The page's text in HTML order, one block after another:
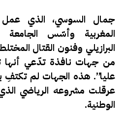
جمال السوسي، الذي عمل
المغربية وأسّس الجامعة
البرازيلي وفنون القتال
من جهات نافذة تدّعي أنها
عليا”. هذه الجهات لم تكتفِ
عرقلت مشروعه الرياضي
الوطنية.